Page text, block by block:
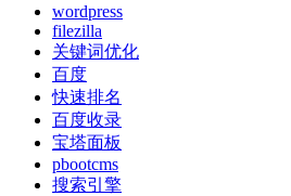
wordpress
filezilla
关键词优化
百度
快速排名
百度收录
宝塔面板
pbootcms
搜索引擎